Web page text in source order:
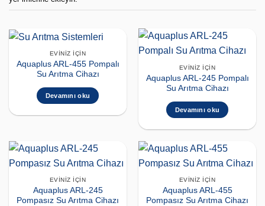
EVINIZ İÇIN
Aquaplus ARL-455 Pompalı
Su Arıtma Cihazı
Devamını oku
EVINIZ İÇIN
Aquaplus ARL-245 Pompalı
Su Arıtma Cihazı
Devamını oku
EVINIZ İÇIN
Aquaplus ARL-245
Pompasız Su Arıtma Cihazı
EVINIZ İÇIN
Aquaplus ARL-455
Pompasız Su Arıtma Cihazı